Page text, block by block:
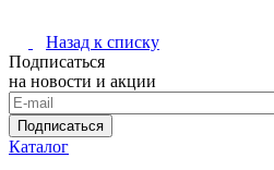
Назад к списку
Подписаться
на новости и акции
Подписаться
Каталог